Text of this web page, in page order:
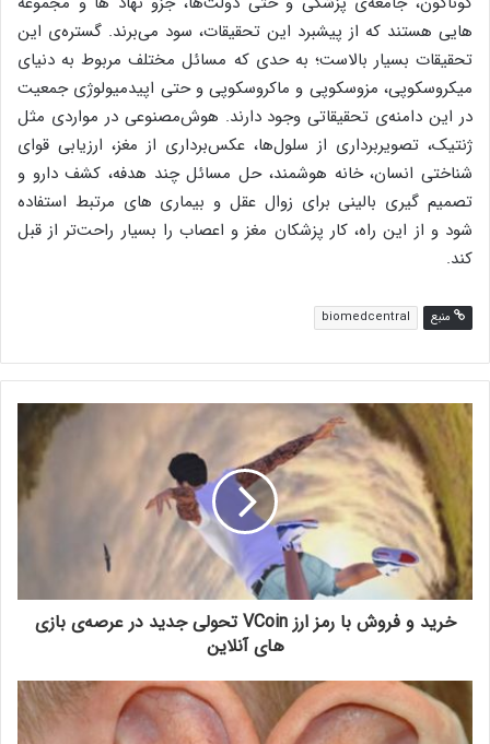
هایی هستند که از پیشبرد این تحقیقات، سود می‌برند. گستره‌ی این
تحقیقات بسیار بالاست؛ به حدی که مسائل مختلف مربوط به دنیای
میکروسکوپی، مزوسکوپی و ماکروسکوپی و حتی اپیدمیولوژی جمعیت
در این دامنه‌ی تحقیقاتی وجود دارند. هوش‌مصنوعی در مواردی مثل
ژنتیک، تصویربرداری از سلول‌ها، عکس‌برداری از مغز، ارزیابی قوای
شناختی انسان، خانه هوشمند، حل مسائل چند هدفه، کشف دارو و
تصمیم گیری بالینی برای زوال عقل و بیماری های مرتبط استفاده
شود و از این راه، کار پزشکان مغز و اعصاب را بسیار راحت‌تر از قبل
کند.
منبع biomedcentral
خرید و فروش با رمز ارز VCoin تحولی جدید در عرصه‌ی بازی
های آنلاین